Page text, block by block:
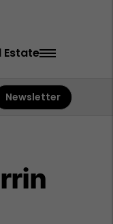
Estate
Newsletter